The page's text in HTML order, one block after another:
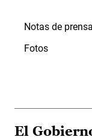
Notas de prensa
Fotos
El